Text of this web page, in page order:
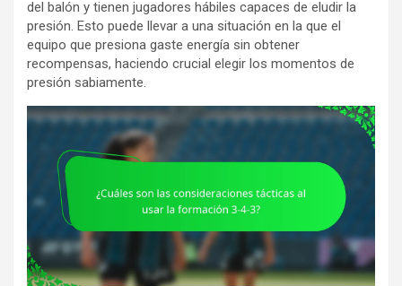
del balón y tienen jugadores hábiles capaces de eludir la
presión. Esto puede llevar a una situación en la que el
equipo que presiona gaste energía sin obtener
recompensas, haciendo crucial elegir los momentos de
presión sabiamente.